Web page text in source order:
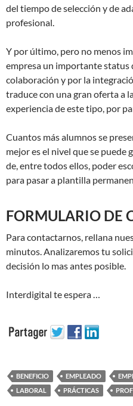
del tiempo de selección y de
profesional.
Y por último, pero no menos
empresa un importante status
colaboración y por la
traduce con una gran oferta a
experiencia de este tipo, por
Cuantos más alumnos se
mejor es el nivel que se puede
de, entre todos ellos, poder
para pasar a plantilla
FORMULARIO DE
Para contactarnos, rellana
minutos. Analizaremos tu
decisión lo mas antes posible.
Interdigital te espera …
BENEFICIO EMPLEADO
LABORAL
PRÁCTICAS